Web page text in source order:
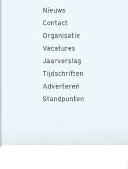
Nieuws
Contact
Organisatie
Vacatures
Jaarverslag
Tijdschriften
Adverteren
Standpunten